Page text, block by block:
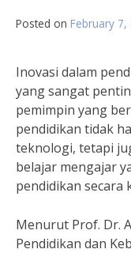
Posted on February 7,
Inovasi dalam
yang sangat
pemimpin yang
pendidikan tidak
teknologi, tetapi
belajar mengajar
pendidikan secara
Menurut Prof. Dr.
Pendidikan dan